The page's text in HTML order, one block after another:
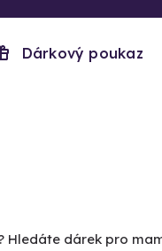
Dárkový poukaz
Hledáte dárek pro